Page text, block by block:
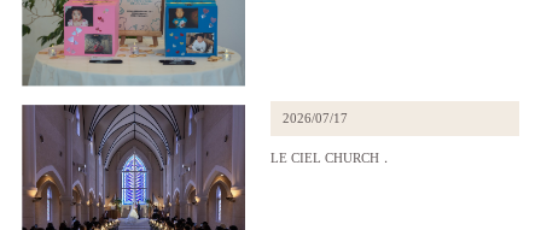
2026/07/17
LE CIEL CHURCH．